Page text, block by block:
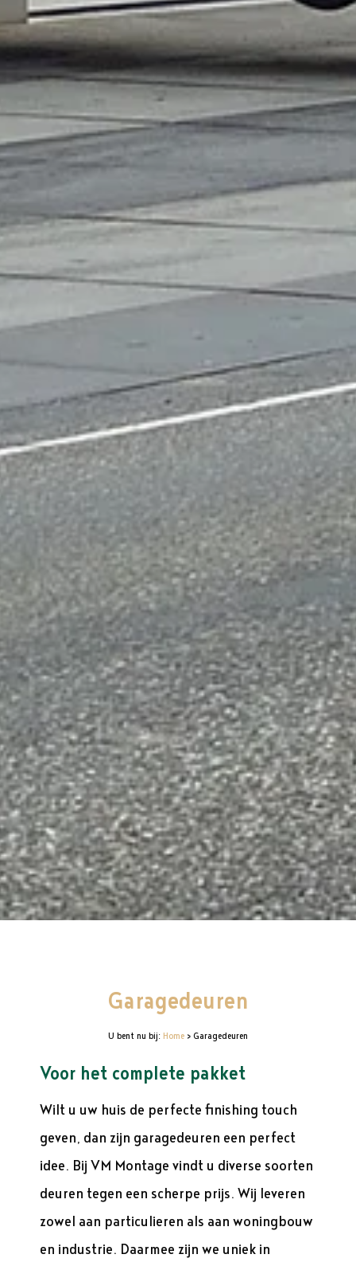
Offerte
Over VM Montage
Neem contact met ons op
Garagedeuren
U bent nu bij: Home > Garagedeuren
Voor het complete pakket
Wilt u uw huis de perfecte finishing touch
geven, dan zijn garagedeuren een perfect
idee. Bij VM Montage vindt u diverse soorten
deuren tegen een scherpe prijs. Wij leveren
zowel aan particulieren als aan woningbouw
en industrie. Daarmee zijn we uniek in